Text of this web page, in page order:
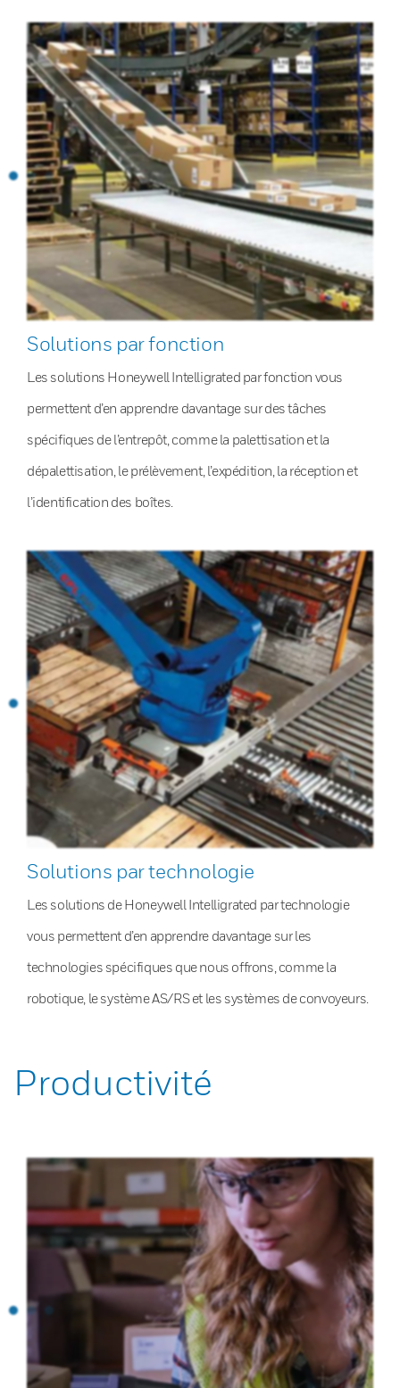
Solutions par fonction
Les solutions Honeywell Intelligrated par fonction vous
permettent d’en apprendre davantage sur des tâches
spécifiques de l’entrepôt, comme la palettisation et la
dépalettisation, le prélèvement, l’expédition, la réception et
l’identification des boîtes.
Solutions par technologie
Les solutions de Honeywell Intelligrated par technologie
vous permettent d’en apprendre davantage sur les
technologies spécifiques que nous offrons, comme la
robotique, le système AS/RS et les systèmes de convoyeurs.
Productivité